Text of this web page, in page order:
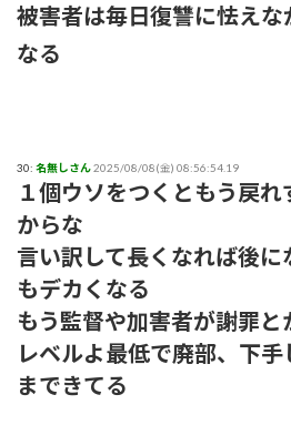
被害者は毎日復讐に怯え
なる
30: 名無しさん2025/08/08(金) 08:56:54.19
１個ウソをつくともう戻
からな
言い訳して長くなれば後に
もデカくなる
もう監督や加害者が謝罪
レベルよ最低で廃部、下
まできてる